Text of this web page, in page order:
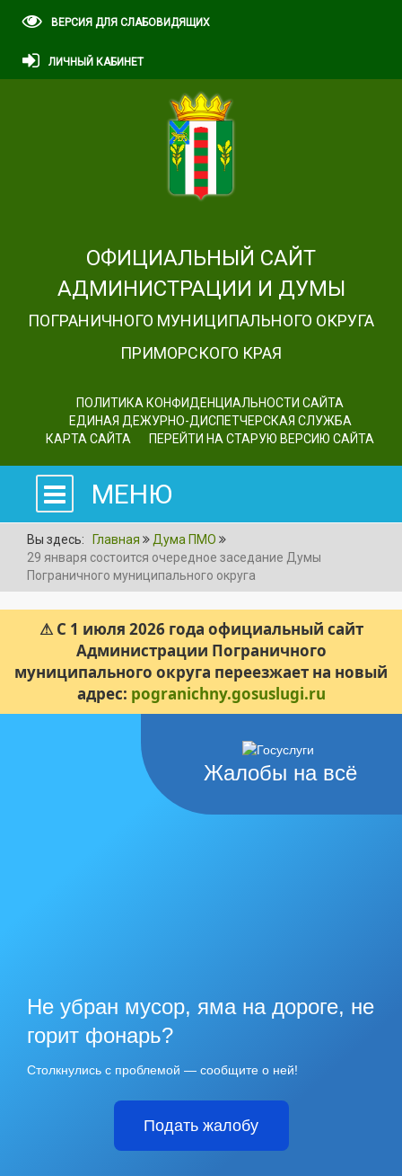
ВЕРСИЯ ДЛЯ СЛАБОВИДЯЩИХ
ЛИЧНЫЙ КАБИНЕТ
ОФИЦИАЛЬНЫЙ САЙТ
АДМИНИСТРАЦИИ И ДУМЫ
ПОГРАНИЧНОГО МУНИЦИПАЛЬНОГО ОКРУГА
ПРИМОРСКОГО КРАЯ
ПОЛИТИКА КОНФИДЕНЦИАЛЬНОСТИ САЙТА
ЕДИНАЯ ДЕЖУРНО-ДИСПЕТЧЕРСКАЯ СЛУЖБА
КАРТА САЙТА
ПЕРЕЙТИ НА СТАРУЮ ВЕРСИЮ САЙТА
МЕНЮ
Вы здесь: Главная
Дума ПМО
29 января состоится очередное заседание Думы
Пограничного муниципального округа
⚠ С 1 июля 2026 года официальный сайт
Администрации Пограничного
муниципального округа переезжает на новый
адрес: pogranichny.gosuslugi.ru
Жалобы на всё
Не убран мусор, яма на дороге, не
горит фонарь?
Столкнулись с проблемой — сообщите о ней!
Подать жалобу